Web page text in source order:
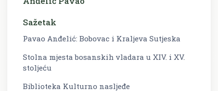
Sažetak
Pavao Anđelić: Bobovac i Kraljeva Sutjeska
Stolna mjesta bosanskih vladara u XIV. i XV.
stoljeću
Biblioteka Kulturno nasljeđe